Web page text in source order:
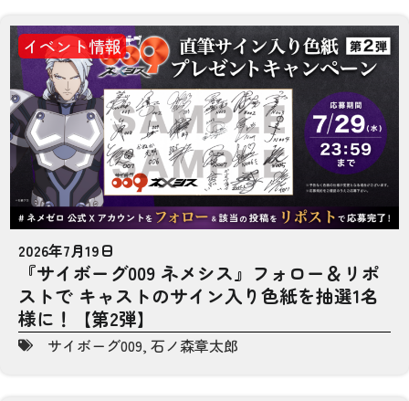
イベント情報
2026年7月19日
『サイボーグ009 ネメシス』フォロー＆リポ
ストで キャストのサイン入り色紙を抽選1名
様に！【第2弾】
サイボーグ009, 石ノ森章太郎